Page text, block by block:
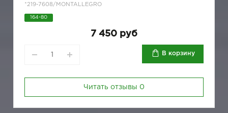
*219-7608/MONTALLEGRO
164-80
7 450 руб
В корзину
Читать отзывы 0